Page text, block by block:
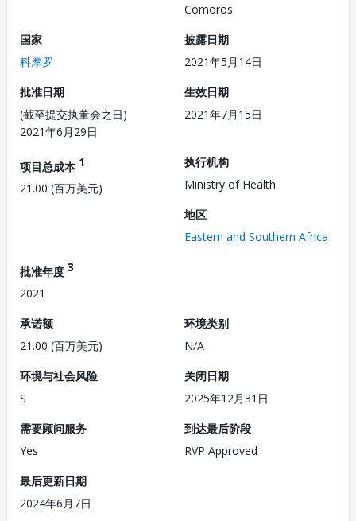
Comoros
国家
科摩罗
披露日期
2021年5月14日
批准日期
(截至提交执董会之日)
2021年6月29日
生效日期
2021年7月15日
项目总成本 1
21.00 (百万美元)
执行机构
Ministry of Health
地区
Eastern and Southern Africa
批准年度 3
2021
承诺额
21.00 (百万美元)
环境类别
N/A
环境与社会风险
S
关闭日期
2025年12月31日
需要顾问服务
Yes
到达最后阶段
RVP Approved
最后更新日期
2024年6月7日